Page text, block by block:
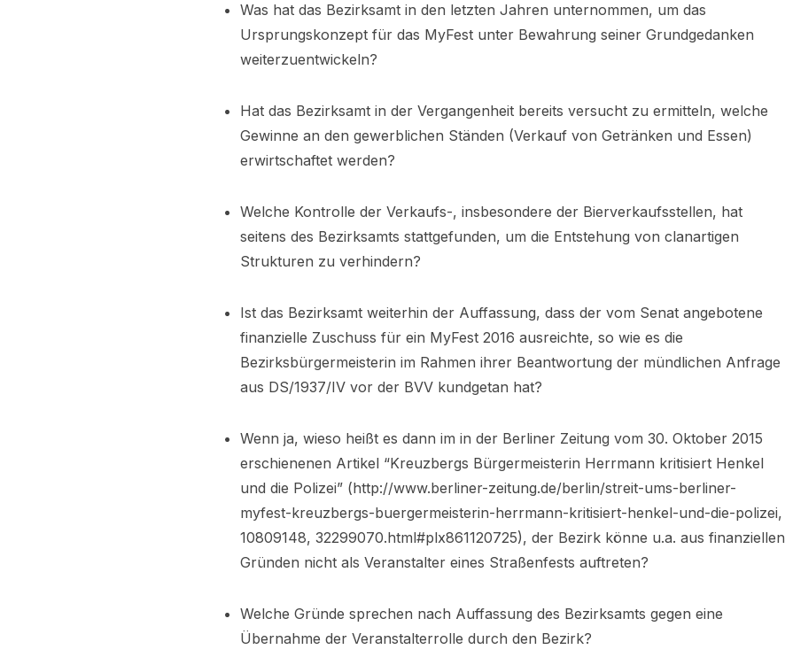
Was hat das Bezirksamt in den letzten Jahren unternommen, um das
Ursprungskonzept für das MyFest unter Bewahrung seiner Grundgedanken
weiterzuentwickeln?
Hat das Bezirksamt in der Vergangenheit bereits versucht zu ermitteln, welche
Gewinne an den gewerblichen Ständen (Verkauf von Getränken und Essen)
erwirtschaftet werden?
Welche Kontrolle der Verkaufs-, insbesondere der Bierverkaufsstellen, hat
seitens des Bezirksamts stattgefunden, um die Entstehung von clanartigen
Strukturen zu verhindern?
Ist das Bezirksamt weiterhin der Auffassung, dass der vom Senat angebotene
finanzielle Zuschuss für ein MyFest 2016 ausreichte, so wie es die
Bezirksbürgermeisterin im Rahmen ihrer Beantwortung der mündlichen Anfrage
aus DS/1937/IV vor der BVV kundgetan hat?
Wenn ja, wieso heißt es dann im in der Berliner Zeitung vom 30. Oktober 2015
erschienenen Artikel “Kreuzbergs Bürgermeisterin Herrmann kritisiert Henkel
und die Polizei” (http://www.berliner-zeitung.de/berlin/streit-ums-berliner-
myfest-kreuzbergs-buergermeisterin-herrmann-kritisiert-henkel-und-die-polizei,
10809148, 32299070.html#plx861120725), der Bezirk könne u.a. aus finanziellen
Gründen nicht als Veranstalter eines Straßenfests auftreten?
Welche Gründe sprechen nach Auffassung des Bezirksamts gegen eine
Übernahme der Veranstalterrolle durch den Bezirk?